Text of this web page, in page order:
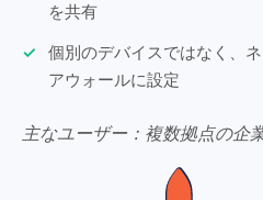
を共有
個別のデバイスではなく、
アウォールに設定
主なユーザー：複数拠点の企